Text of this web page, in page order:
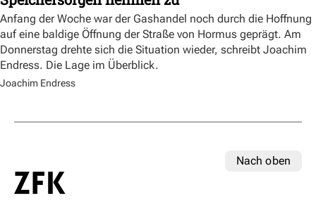
Anfang der Woche war der Gashandel noch durch die Hoffnung
auf eine baldige Öffnung der Straße von Hormus geprägt. Am
Donnerstag drehte sich die Situation wieder, schreibt Joachim
Endress. Die Lage im Überblick.
Joachim Endress
Nach oben